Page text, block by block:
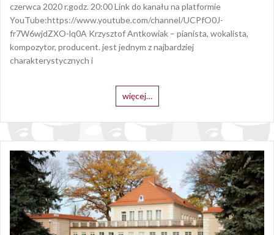
czerwca 2020 r.godz. 20:00 Link do kanału na platformie
YouTube:https://www.youtube.com/channel/UCPfO0J-
fr7W6wjdZXO-lq0A Krzysztof Antkowiak – pianista, wokalista,
kompozytor, producent. jest jednym z najbardziej
charakterystycznych i
więcej…